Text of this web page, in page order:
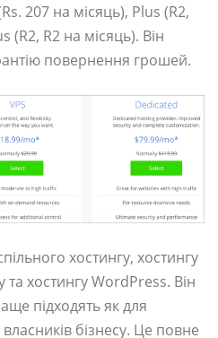
207 на місяць), Plus (R2,
(R2, R2 на місяць). Він
повернення грошей.
хостингу, хостингу
та хостингу WordPress. Він
підходять як для
бізнесу. Це повне